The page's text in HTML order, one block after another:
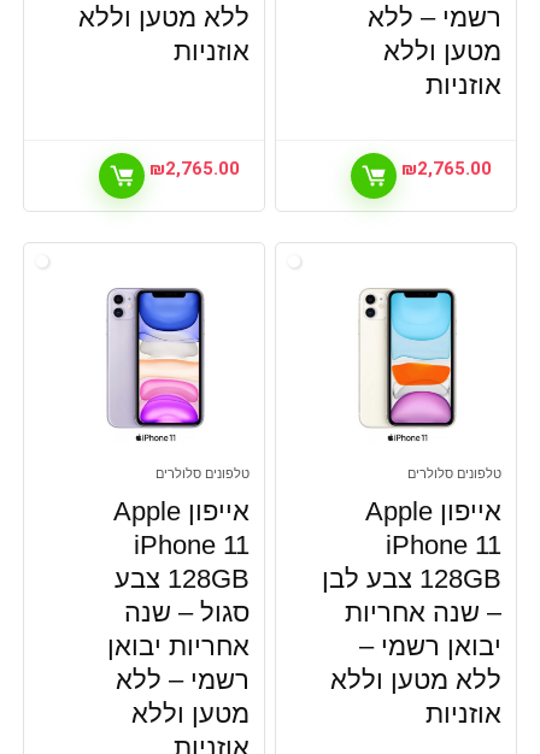
רשמי – ללא
מטען וללא
אוזניות
₪2,765.00
ללא מטען וללא
אוזניות
₪2,765.00
טלפונים סלולרים
אייפון Apple
iPhone 11
128GB צבע לבן
– שנה אחריות
יבואן רשמי –
ללא מטען וללא
אוזניות
טלפונים סלולרים
אייפון Apple
iPhone 11
128GB צבע
סגול – שנה
אחריות יבואן
רשמי – ללא
מטען וללא
אוזניות